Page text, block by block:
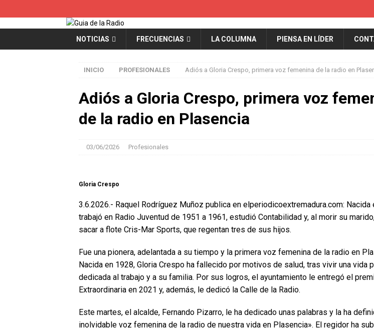
NOTICIAS FRECUENCIAS LA COLUMNA PIENSA EN LÍDER
INICIO PROFESIONALES Adiós a Gloria Crespo, primera voz femenina de la radio en
Adiós a Gloria Crespo, primera voz
de la radio en Plasencia
03/06/2026 Profesionales
Gloria Crespo
3.6.2026.- Raquel Rodríguez Muñoz publica en elperiodicoextremadura.com: Nacida
trabajó en Radio Juventud de 1951 a 1961, estudió Contabilidad y, al morir su
sacar a flote Cris-Mar Sports, que regentan tres de sus hijos.
Fue una pionera, adelantada a su tiempo y la primera voz femenina de la radio en
Nacida en 1928, Gloria Crespo ha fallecido por motivos de salud, tras vivir una vida
dedicada al trabajo y a su familia. Por sus logros, el ayuntamiento le entregó el
Extraordinaria en 2021 y, además, le dedicó la Calle de la Radio.
Este martes, el alcalde, Fernando Pizarro, le ha dedicado unas palabras y la ha
inolvidable voz femenina de la radio de nuestra vida en Plasencia». El regidor ha